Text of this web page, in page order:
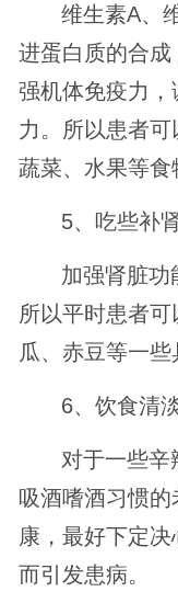
维生素A、
进蛋白质的合
强机体免疫力
力。所以患者
蔬菜、水果等食
5、吃些补
加强肾脏功
所以平时患者
瓜、赤豆等一些
6、饮食清
对于一些辛
吸酒嗜酒习惯
康，最好下定
而引发患病。